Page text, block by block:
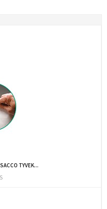
TYVEK...